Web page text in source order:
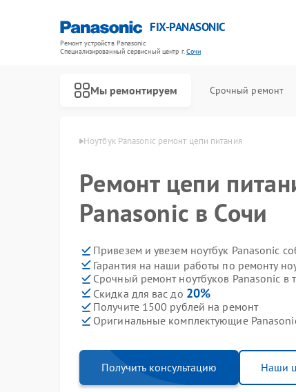
FIX-PANASONIC
Ремонт устройств Panasonic
Специализированный cервисный центр г.Сочи
Мы ремонтируем Срочный ремонт
Panasonic в Сочи Ноутбук Panasonic ремонт цепи питания
Ремонт цепи
Panasonic в Сочи
Привезем и увезем ноутбук Panasonic
Гарантия на наши работы по ремонту
Срочный ремонт ноутбуков Panasonic в
Скидка для вас до 20%
Получите 1500 рублей на ремонт
Оригинальные комплектующие
Получить консультацию Наши